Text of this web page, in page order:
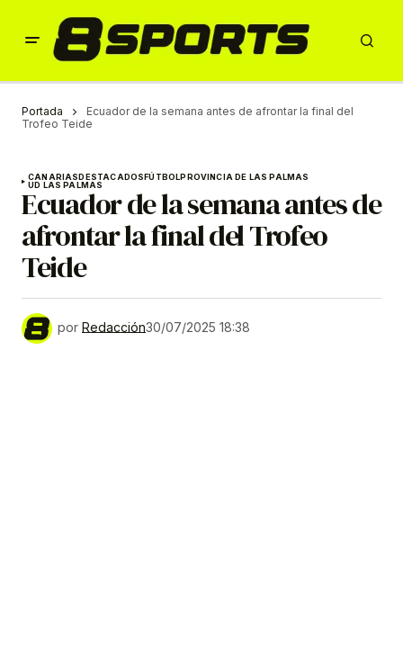
Portada
Ecuador de la semana antes de afrontar la final del
Trofeo Teide
CANARIASDESTACADOSFÚTBOLPROVINCIA DE LAS PALMAS
UD LAS PALMAS
Ecuador de la semana antes de
afrontar la final del Trofeo
Teide
por Redacción30/07/2025 18:38